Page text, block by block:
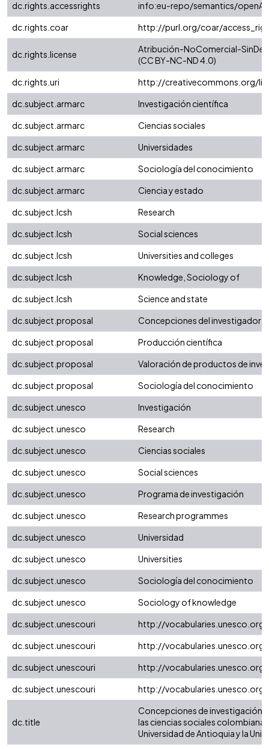
dc.rights.accessrights
info:eu-repo/semantics/
dc.rights.coar
http://purl.org/coar/
dc.rights.license
Atribución-NoComercial-
(CC BY-NC-ND 4.0)
dc.rights.uri
http://creativecommons.org/
dc.subject.armarc
Investigación científica
dc.subject.armarc
Ciencias sociales
dc.subject.armarc
Universidades
dc.subject.armarc
Sociología del conocimiento
dc.subject.armarc
Ciencia y estado
dc.subject.lcsh
Research
dc.subject.lcsh
Social sciences
dc.subject.lcsh
Universities and colleges
dc.subject.lcsh
Knowledge, Sociology of
dc.subject.lcsh
Science and state
dc.subject.proposal
Concepciones del investigador
dc.subject.proposal
Producción científica
dc.subject.proposal
Valoración de productos de
dc.subject.proposal
Sociología del conocimiento
dc.subject.unesco
Investigación
dc.subject.unesco
Research
dc.subject.unesco
Ciencias sociales
dc.subject.unesco
Social sciences
dc.subject.unesco
Programa de investigación
dc.subject.unesco
Research programmes
dc.subject.unesco
Universidad
dc.subject.unesco
Universities
dc.subject.unesco
Sociología del conocimiento
dc.subject.unesco
Sociology of knowledge
dc.subject.unescouri
http://vocabularies.unesco.org/
dc.subject.unescouri
http://
dc.subject.unescouri
http://
dc.subject.unescouri
http://
dc.title
Concepciones de investigación
las ciencias sociales
Universidad de Antioquia y la